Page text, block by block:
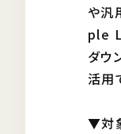
や汎
ple
ダウ
活用
▼対